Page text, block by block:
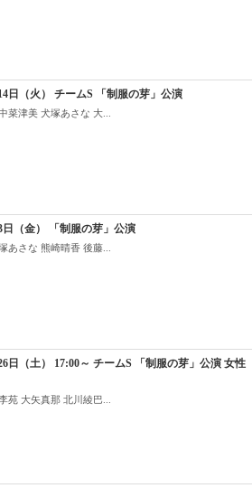
日（火） チームS 「制服の芽」公演
菜津美 犬塚あさな 大...
日（金） 「制服の芽」公演
あさな 熊崎晴香 後藤...
日（土） 17:00～ チームS 「制服の芽」公演 女性
苑 大矢真那 北川綾巴...